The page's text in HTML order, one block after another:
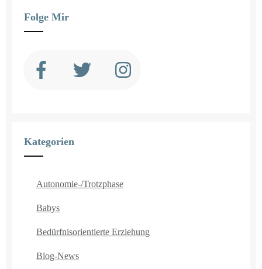
Folge Mir
Kategorien
Autonomie-/Trotzphase
Babys
Bedürfnisorientierte Erziehung
Blog-News